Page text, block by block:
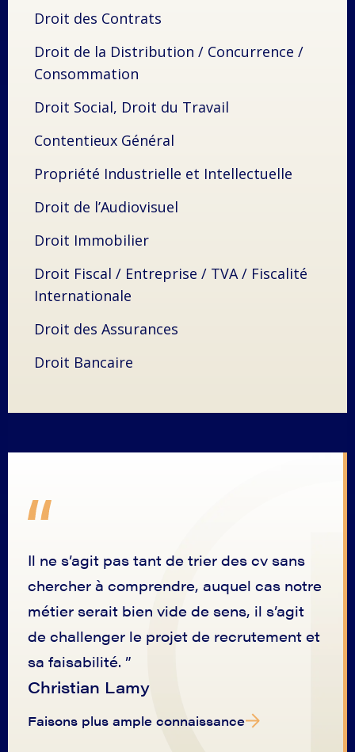
Droit des Contrats
Droit de la Distribution / Concurrence /
Consommation
Droit Social, Droit du Travail
Contentieux Général
Propriété Industrielle et Intellectuelle
Droit de l’Audiovisuel
Droit Immobilier
Droit Fiscal / Entreprise / TVA / Fiscalité
Internationale
Droit des Assurances
Droit Bancaire
Il ne s’agit pas tant de trier des cv sans
chercher à comprendre, auquel cas notre
métier serait bien vide de sens, il s’agit
de challenger le projet de recrutement et
sa faisabilité. ”
Christian Lamy
Faisons plus ample connaissance